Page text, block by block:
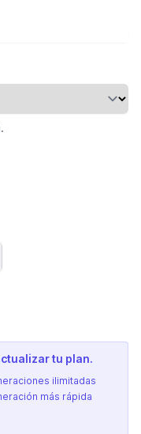
tu plan.
ilimitadas
más rápida